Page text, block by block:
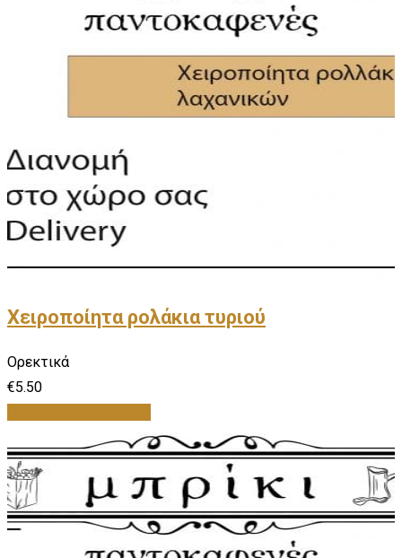
Χειροποίητα ρολάκια τυριού
Ορεκτικά
€5.50